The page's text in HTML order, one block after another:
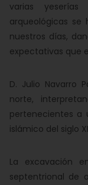
varias yeserías
arqueológicas
nuestros días,
expectativas que
D. Julio Navarro
norte,
pertenecientes a
islámico del siglo
La excavación
septentrional de